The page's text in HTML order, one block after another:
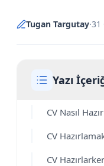
Tugan Targutay·31
Yazı
CV Nasıl
CV
CV